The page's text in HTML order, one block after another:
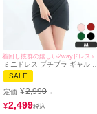
着回し抜群の嬉しい2wayドレス♪
ミニドレス プチプラ ギャル タ
イト オフショル セクシー ノー
スリーブ シアー 低身長 背中魅
せ 黒 2way キャバドレス (今井
アンジェリカ着用/Mサイズ対
応) | myMinette/マイミネット
SALE
定価 ¥2,990→
¥2,499